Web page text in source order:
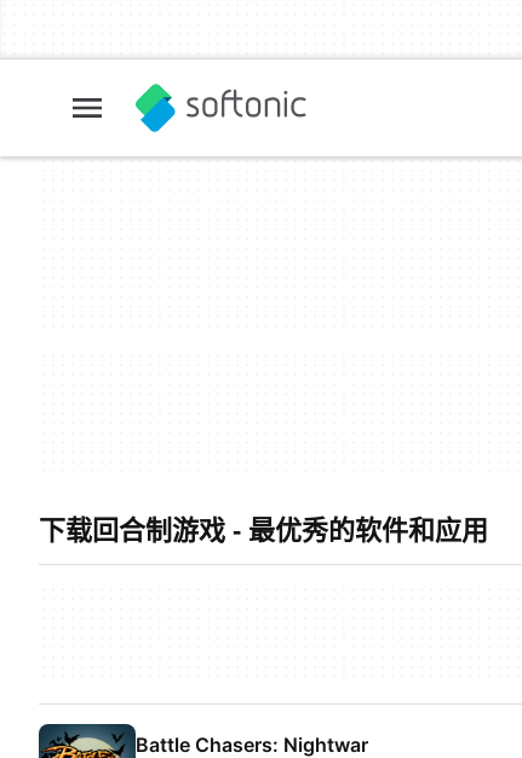
下载回合制游戏 - 最优秀的软件和应用
Battle Chasers: Nightwar